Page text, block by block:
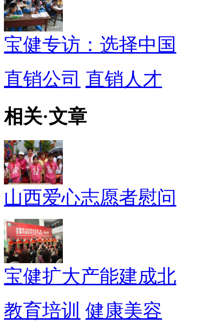
宝健专访：选择中国
直销公司 直销人才
相关·文章
山西爱心志愿者慰问
宝健扩大产能建成北
教育培训 健康美容